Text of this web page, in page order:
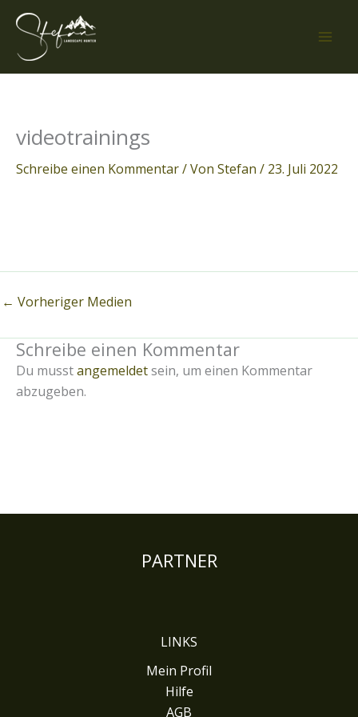
Zum
Inhalt
springen
videotrainings
Schreibe einen Kommentar/ Von Stefan / 23. Juli 2022
← Vorheriger Medien
Schreibe einen Kommentar
Du musstangemeldetsein, um einen Kommentar
abzugeben.
PARTNER
LINKS
Mein Profil
Hilfe
AGB